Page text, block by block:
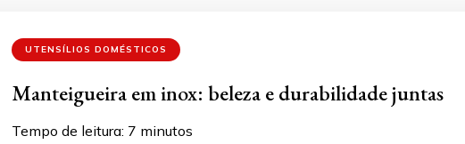
UTENSÍLIOS DOMÉSTICOS
Manteigueira em inox: beleza e durabilidade juntas
Tempo de leitura: 7 minutos